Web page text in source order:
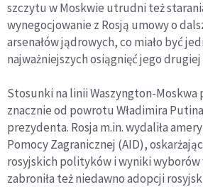
szczytu w Moskwie utrudni też
wynegocjowanie z Rosją umowy o
arsenałów jądrowych, co miało być
najważniejszych osiągnięć jego
Stosunki na linii Waszyngton-Moskwa
znacznie od powrotu Władimira
prezydenta. Rosja m.in. wydaliła
Pomocy Zagranicznej (AID),
rosyjskich polityków i wyniki wyborów
zabroniła też niedawno adopcji